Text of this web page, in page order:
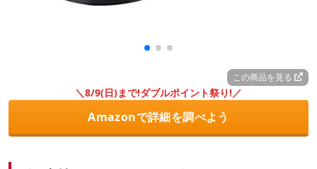
この商品を見る
＼8/9(日)まで!ダブルポイント祭り!／
Amazonで詳細を調べよう